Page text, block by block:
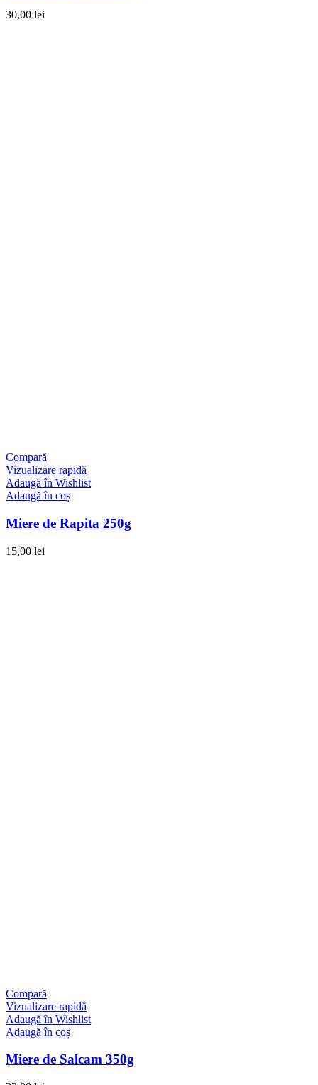
30,00 lei
Compară
Vizualizare rapidă
Adaugă în Wishlist
Adaugă în coș
Miere de Rapita 250g
15,00 lei
Compară
Vizualizare rapidă
Adaugă în Wishlist
Adaugă în coș
Miere de Salcam 350g